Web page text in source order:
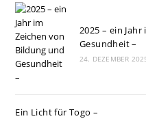
2025 – ein
Gesundheit –
24. DEZEMBER
Ein Licht für Togo –